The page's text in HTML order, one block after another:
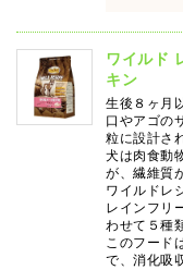
ワイルド
キン
生後８ヶ月
口やアゴの
粒に設計さ
犬は肉食動
が、繊維質
ワイルドレ
レインフリ
わせて５種
このフード
で、消化吸